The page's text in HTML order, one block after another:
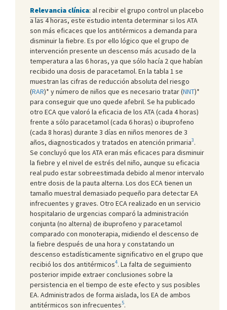
Relevancia clínica: al recibir el grupo control un placebo
a las 4 horas, este estudio intenta determinar si los ATA
son más eficaces que los antitérmicos a demanda para
disminuir la fiebre. Es por ello lógico que el grupo de
intervención presente un descenso más acusado de la
temperatura a las 6 horas, ya que sólo hacía 2 que habían
recibido una dosis de paracetamol. En la tabla 1 se
muestran las cifras de reducción absoluta del riesgo
(RAR)* y número de niños que es necesario tratar (NNT)*
para conseguir que uno quede afebril. Se ha publicado
otro ECA que valoró la eficacia de los ATA (cada 4 horas)
frente a sólo paracetamol (cada 6 horas) o ibuprofeno
(cada 8 horas) durante 3 días en niños menores de 3
años, diagnosticados y tratados en atención primaria3.
Se concluyó que los ATA eran más eficaces para disminuir
la fiebre y el nivel de estrés del niño, aunque su eficacia
real pudo estar sobreestimada debido al menor intervalo
entre dosis de la pauta alterna. Los dos ECA tienen un
tamaño muestral demasiado pequeño para detectar EA
infrecuentes y graves. Otro ECA realizado en un servicio
hospitalario de urgencias comparó la administración
conjunta (no alterna) de ibuprofeno y paracetamol
comparado con monoterapia, midiendo el descenso de
la fiebre después de una hora y constatando un
descenso estadísticamente significativo en el grupo que
recibió los dos antitérmicos4. La falta de seguimiento
posterior impide extraer conclusiones sobre la
persistencia en el tiempo de este efecto y sus posibles
EA. Administrados de forma aislada, los EA de ambos
antitérmicos son infrecuentes5.